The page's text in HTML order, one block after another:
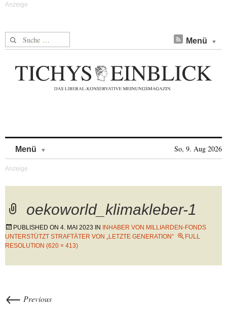
Suche nach: Menü
Menü So, 9. Aug 2026
oekoworld_klimakleber-1
PUBLISHED ON 4. MAI 2023 IN
INHABER VON MILLIARDEN-FONDS
UNTERSTÜTZT STRAFTÄTER VON „LETZTE GENERATION“
FULL
RESOLUTION (620 × 413)
← Previous